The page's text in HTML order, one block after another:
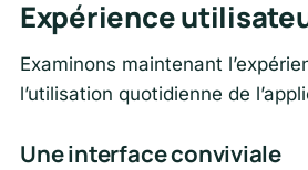
Expérience
Examinons maintenant
l’utilisation quotidienne de
Une interface conviviale